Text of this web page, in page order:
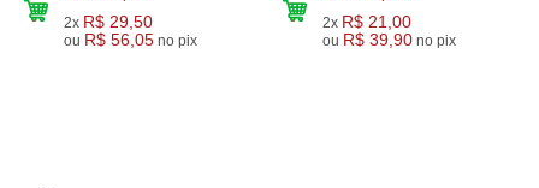
2x R$ 29,50
ou R$ 56,05 no pix
2x R$ 21,00
ou R$ 39,90 no pix